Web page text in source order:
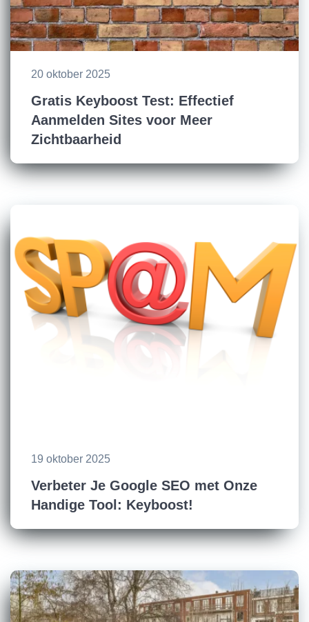
20 oktober 2025
Gratis Keyboost Test: Effectief
Aanmelden Sites voor Meer
Zichtbaarheid
19 oktober 2025
Verbeter Je Google SEO met Onze
Handige Tool: Keyboost!